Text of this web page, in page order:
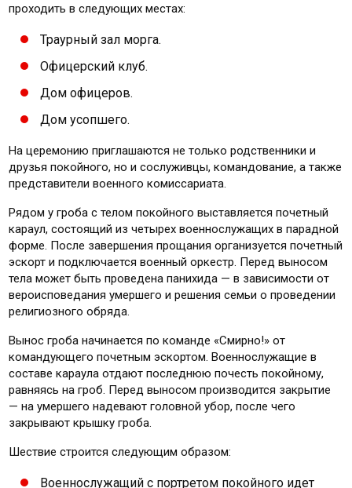
проходить в следующих местах:
Траурный зал морга.
Офицерский клуб.
Дом офицеров.
Дом усопшего.
На церемонию приглашаются не только родственники и
друзья покойного, но и сослуживцы, командование, а также
представители военного комиссариата.
Рядом у гроба с телом покойного выставляется почетный
караул, состоящий из четырех военнослужащих в парадной
форме. После завершения прощания организуется почетный
эскорт и подключается военный оркестр. Перед выносом
тела может быть проведена панихида — в зависимости от
вероисповедания умершего и решения семьи о проведении
религиозного обряда.
Вынос гроба начинается по команде «Смирно!» от
командующего почетным эскортом. Военнослужащие в
составе караула отдают последнюю почесть покойному,
равняясь на гроб. Перед выносом производится закрытие
— на умершего надевают головной убор, после чего
закрывают крышку гроба.
Шествие строится следующим образом:
Военнослужащий с портретом покойного идет